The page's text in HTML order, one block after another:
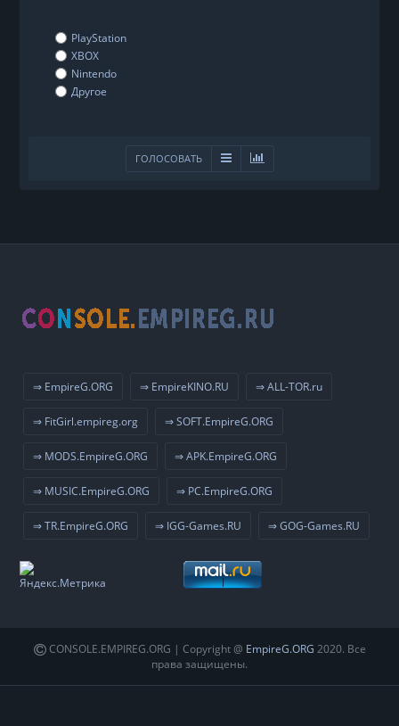
PlayStation
XBOX
Nintendo
Другое
ГОЛОСОВАТЬ
⇒ EmpireG.ORG ⇒ EmpireKINO.RU ⇒ ALL-TOR.ru
⇒ FitGirl.empireg.org ⇒ SOFT.EmpireG.ORG
⇒ MODS.EmpireG.ORG ⇒ APK.EmpireG.ORG
⇒ MUSIC.EmpireG.ORG ⇒ PC.EmpireG.ORG
⇒ TR.EmpireG.ORG ⇒ IGG-Games.RU ⇒ GOG-Games.RU
CONSOLE.EMPIREG.ORG | Copyright @ EmpireG.ORG 2020. Все
права защищены.